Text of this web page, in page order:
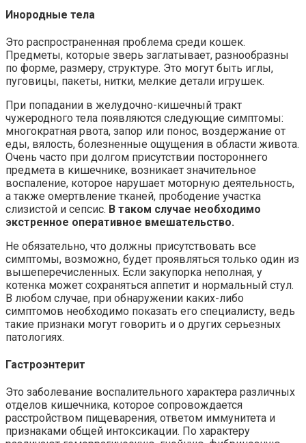
Инородные тела
Это распространенная проблема среди кошек.
Предметы, которые зверь заглатывает, разнообразны
по форме, размеру, структуре. Это могут быть иглы,
пуговицы, пакеты, нитки, мелкие детали игрушек.
При попадании в желудочно-кишечный тракт
чужеродного тела появляются следующие симптомы:
многократная рвота, запор или понос, воздержание от
еды, вялость, болезненные ощущения в области живота.
Очень часто при долгом присутствии постороннего
предмета в кишечнике, возникает значительное
воспаление, которое нарушает моторную деятельность,
а также омертвление тканей, прободение участка
слизистой и сепсис. В таком случае необходимо
экстренное оперативное вмешательство.
Не обязательно, что должны присутствовать все
симптомы, возможно, будет проявляться только один из
вышеперечисленных. Если закупорка неполная, у
котенка может сохраняться аппетит и нормальный стул.
В любом случае, при обнаружении каких-либо
симптомов необходимо показать его специалисту, ведь
такие признаки могут говорить и о других серьезных
патологиях.
Гастроэнтерит
Это заболевание воспалительного характера различных
отделов кишечника, которое сопровождается
расстройством пищеварения, ответом иммунитета и
признаками общей интоксикации. По характеру